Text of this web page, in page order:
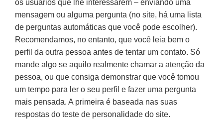
os usuários que lhe interessarem – enviando uma
mensagem ou alguma pergunta (no site, há uma lista
de perguntas automáticas que você pode escolher).
Recomendamos, no entanto, que você leia bem o
perfil da outra pessoa antes de tentar um contato. Só
mande algo se aquilo realmente chamar a atenção da
pessoa, ou que consiga demonstrar que você tomou
um tempo para ler o seu perfil e fazer uma pergunta
mais pensada. A primeira é baseada nas suas
respostas do teste de personalidade do site.